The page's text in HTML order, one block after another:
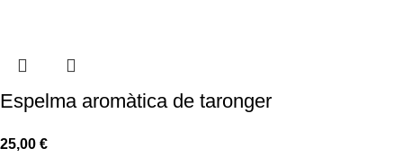
Espelma aromàtica de taronger
25,00 €